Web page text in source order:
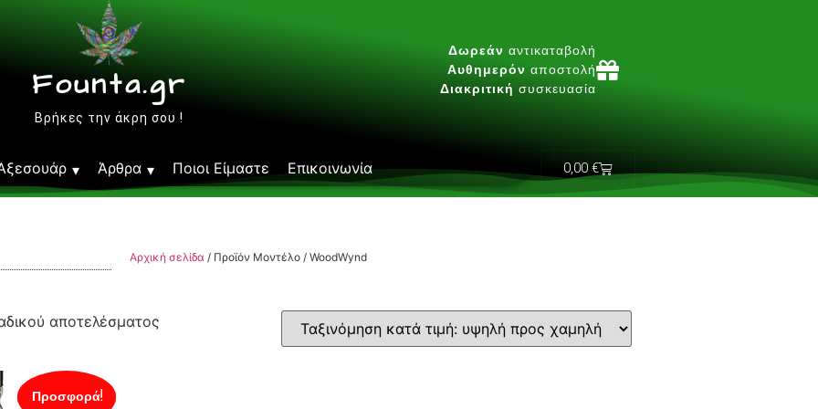
Founta.gr
Βρήκες την άκρη σου !
Δωρεάναντικαταβολή
Αυθημερόναποστολή
Διακριτικήσυσκευασία
Άρθρα Ποιοι Είμαστε Επικοινωνία 0,00€
Αρχική σελίδα / Προϊόν Μοντέλο / WoodWynd
αποτελέσματος
Προσφορά!